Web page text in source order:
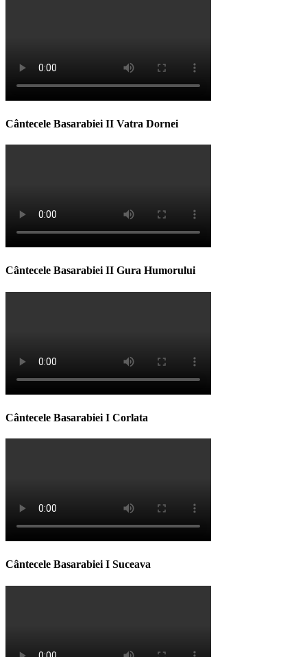
Cântecele Basarabiei II Vatra Dornei
Cântecele Basarabiei II Gura Humorului
Cântecele Basarabiei I Corlata
Cântecele Basarabiei I Suceava